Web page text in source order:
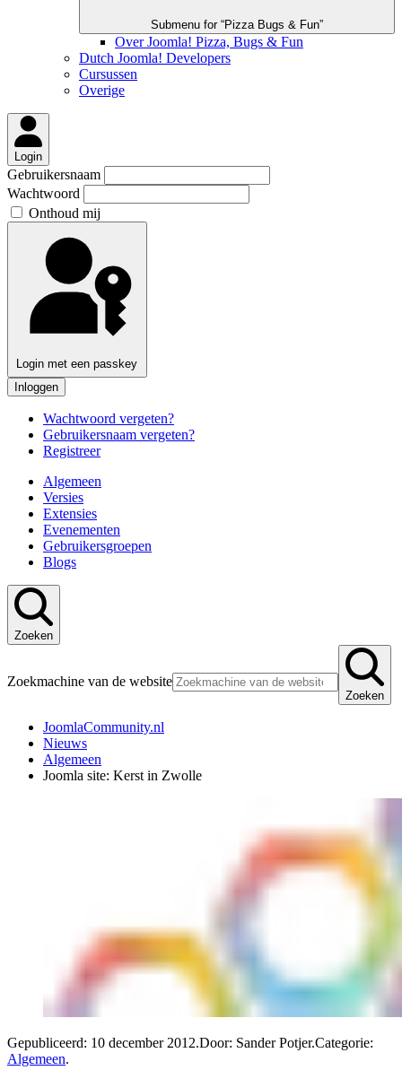
Submenu for “Pizza Bugs & Fun”
Over Joomla! Pizza, Bugs & Fun
Dutch Joomla! Developers
Cursussen
Overige
Login
Gebruikersnaam
Wachtwoord
Onthoud mij
Login met een passkey
Inloggen
Wachtwoord vergeten?
Gebruikersnaam vergeten?
Registreer
Algemeen
Versies
Extensies
Evenementen
Gebruikersgroepen
Blogs
Zoeken
Zoekmachine van de website
Zoeken
JoomlaCommunity.nl
Nieuws
Algemeen
Joomla site: Kerst in Zwolle
Gepubliceerd: 10 december 2012.Door: Sander Potjer.Categorie:
Algemeen.